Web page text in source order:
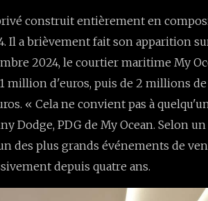
construit entièrement en
Il a brièvement fait son apparition
2024, le courtier maritime My
million d'euros, puis de 2 millions
« Cela ne convient pas à
Dodge, PDG de My Ocean. Selon
des plus grands événements de
depuis quatre ans.